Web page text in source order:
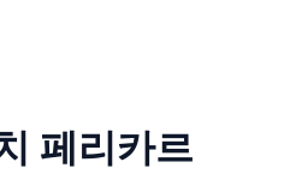
페리카르